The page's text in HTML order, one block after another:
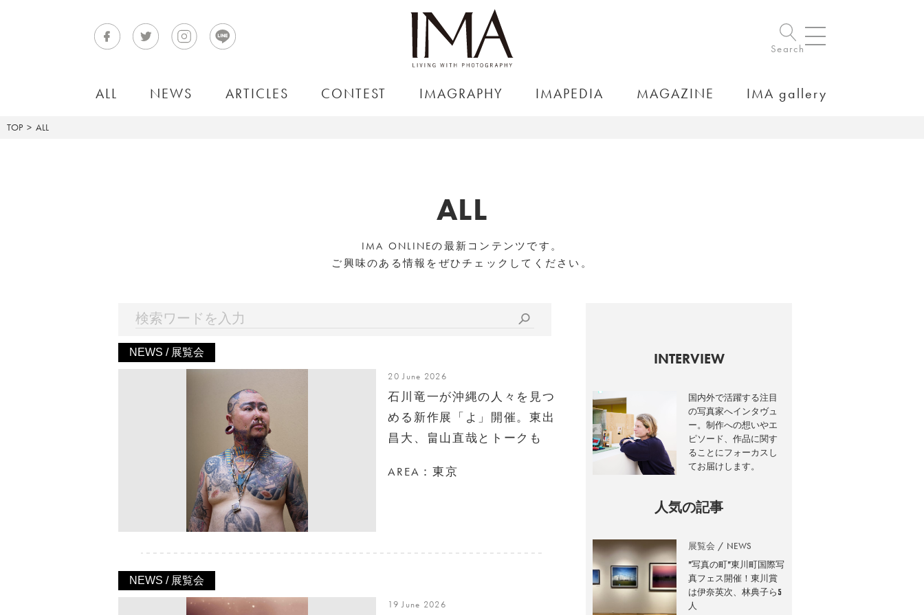
Search
ALL NEWS ARTICLES CONTEST IMAGRAPHY IMAPEDIA MAGAZINE IMA gallery
TOP ALL
ALL
IMA ONLINEの最新コンテンツです。
ご興味のある情報をぜひチェックしてください。
NEWS / 展覧会
20 June 2026
石川竜一が沖縄の人々を見つ
める新作展「よ」開催。東出
昌大、畠山直哉とトークも
AREA：東京
NEWS / 展覧会
19 June 2026
INTERVIEW
国内外で活躍する注目
の写真家へインタヴュ
ー。制作への想いやエ
ピソード、作品に関す
ることにフォーカスし
てお届けします。
人気の記事
展覧会 NEWS
”写真の町”東川町国際写
真フェス開催！東川賞
は伊奈英次、林典子ら5
人